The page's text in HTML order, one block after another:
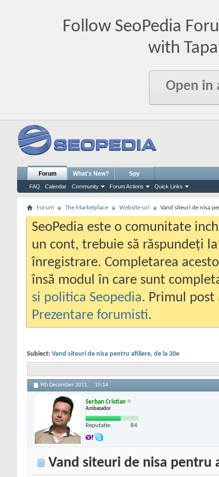
Follow SeoPedia
with
Open in
Forum
FAQ Calendar Community Forum Actions Quick Links
What's New? Spy
Forum The Marketplace Website-uri Vand siteuri de nisa
SeoPedia este o comunitate
un cont, trebuie să răspundeți
înregistrare. Completarea
însă modul în care sunt
si politica Seopedia. Primul
Prezentare forumisti.
Subiect: Vand siteuri de nisa pentru afiliere, de la 20e
9th December 2011, 15:14
Serban Cristian
Ambasador
Reputatie: 84
Vand siteuri de nisa pentru